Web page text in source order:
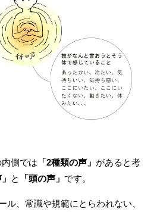
側では 「2種類の声」 があると考
と 「頭の声」 です。
ル、常識や規範にとらわれない、